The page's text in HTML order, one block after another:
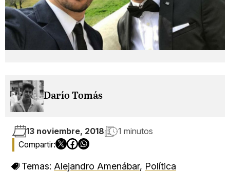
Darío Tomás
13 noviembre, 2018 1 minutos
Temas: Alejandro Amenábar, Política